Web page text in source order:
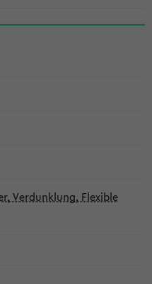
Verdunklung, Flexible